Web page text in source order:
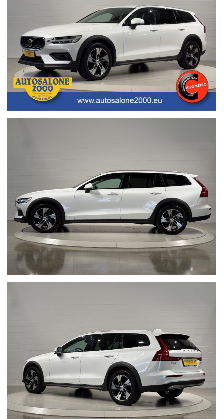
Segui Autosalone 2000 srl e leggi le recensioni che descrivono
l’esperienza dei nostri clienti:
• www.autosalone2000.eu dove potrai trovare l’intero parco auto
aggiornato, maggiori foto e info per ogni singola vettura, i nostri
servizi e la nostra storia dal 1976 ad oggi.
• Facebook / Instagram aggiornato con nuovi arrivi, descrizioni delle
attività e l’album fotografico delle consegne, ovvero il momento più
emozionante immortalato con i nostri clienti.
equipaggiamento del veicolo, a causa della non uniformità dei dati
pubblicati dai diversi portali.Al fine di evitare inconvenienti per
eventuali inesattezze relative all’annuncio è consigliabile accertarsi
della disponibilità dell’autovettura e della correttezza dei dati
inseriti. Autosalone 2000 srl declina ogni responsabilità per
eventuali involontarie incongruenze, che non rappresentano in
alcun modo un impegno contrattuale. Ci scusiamo per
l’inconveniente e vi invitiamo a verificare le caratteristiche dello
specifico veicolo. Autosalone 2000 srl declina ogni responsabilità
per eventuali involontarie incongruenze, che non rappresentano in
alcun modo un impegno contrattuale.
Vuol dire offrire ad ogni cliente la certezza e la serenità di un
acquisto sicuro, vuol dire metterci la faccia certificando la
percorrenza chilometrica di ogni singola vettura, con i fatti e non
con le parole, per noi far parte di questa Community è un impegno
che con vanto portiamo avanti da anni.
Acquistare un'auto usata evitando la truffa non è semplice.
www.nonprendermiperilchilometro.it